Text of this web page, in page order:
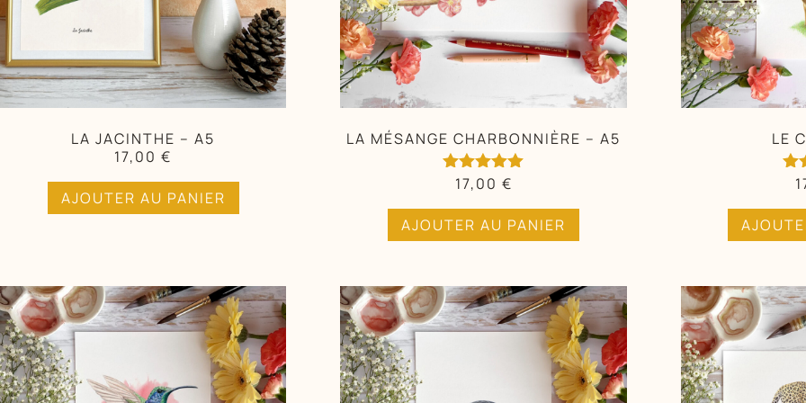
LA JACINTHE – A5
17,00€
AJOUTER AU PANIER
LA MÉSANGE CHARBONNIÈRE – A5
Note
sur 5
17,00 €
AJOUTER AU PANIER
LE